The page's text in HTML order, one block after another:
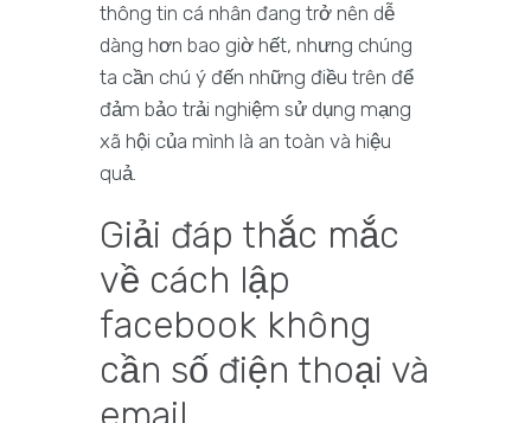
thông tin cá nhân đang trở nên dễ
dàng hơn bao giờ hết, nhưng chúng
ta cần chú ý đến những điều trên để
đảm bảo trải nghiệm sử dụng mạng
xã hội của mình là an toàn và hiệu
quả.
Giải đáp thắc mắc
về cách lập
facebook không
cần số điện thoại và